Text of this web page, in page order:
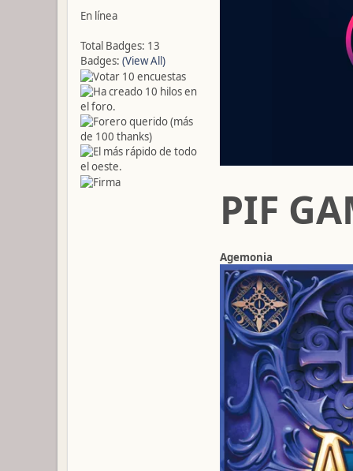
En línea
Total Badges: 13
Badges: (View All)
PIF
Agemonia